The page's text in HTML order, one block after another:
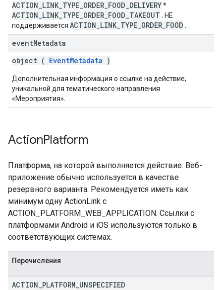
ACTION_LINK_TYPE_ORDER_FOOD_DELIVERY*
ACTION_LINK_TYPE_ORDER_FOOD_TAKEOUT . НЕ
поддерживается ACTION_LINK_TYPE_ORDER_FOOD
eventMetadata
object ( EventMetadata )
Дополнительная информация о ссылке на действие,
уникальной для тематического направления
«Мероприятия».
ActionPlatform
Платформа, на которой выполняется действие. Веб-
приложение обычно используется в качестве
резервного варианта. Рекомендуется иметь как
минимум одну ActionLink с
ACTION_PLATFORM_WEB_APPLICATION. Ссылки с
платформами Android и iOS используются только в
соответствующих системах.
Перечисления
ACTION PLATFORM UNSPECIFIED